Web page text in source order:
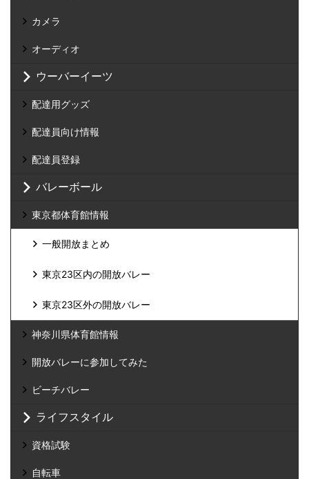
カメラ
オーディオ
ウーバーイーツ
配達用グッズ
配達員向け情報
配達員登録
バレーボール
東京都体育館情報
一般開放まとめ
東京23区内の開放バレー
東京23区外の開放バレー
神奈川県体育館情報
開放バレーに参加してみた
ビーチバレー
ライフスタイル
資格試験
自転車